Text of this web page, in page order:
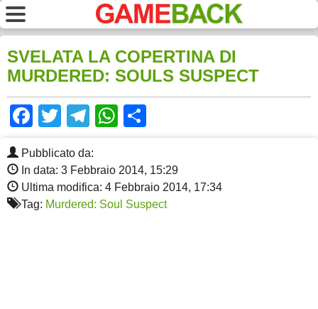
SVELATA LA COPERTINA DI
MURDERED: SOULS SUSPECT
Facebook
TwitterTelegram
WhatsApp
Pubblicato da:
In data: 3 Febbraio 2014, 15:29
Ultima modifica: 4 Febbraio 2014, 17:34
Tag: Murdered: Soul Suspect